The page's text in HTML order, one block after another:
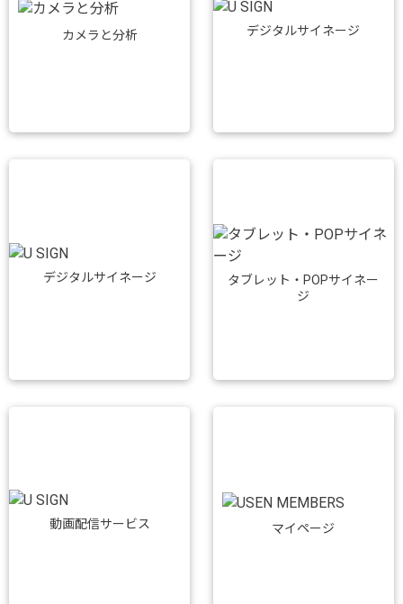
カメラと分析 デジタルサイネージ
デジタルサイネージ
タブレット・POPサイネー
ジ
動画配信サービス マイページ